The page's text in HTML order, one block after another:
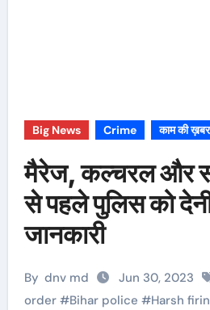
Big News Crime काम की ख़बर
मैरेज, कल्चरल और
से पहले पुलिस को देनी
जानकारी
By dnv md Jun 30, 2023
order#Bihar police #Harsh